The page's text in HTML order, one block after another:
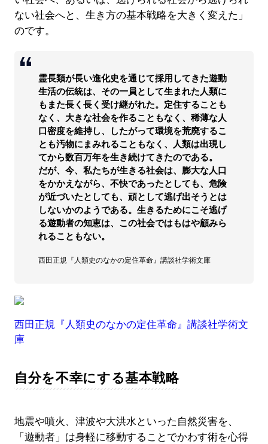
ない社会へと、生き方の基本戦略を大きく変えた」
のです。
霊長類が長い進化史を通じて採用してきた遊動
生活の伝統は、その一員として生まれた人類に
もまた長く長く受け継がれた。定住することも
なく、大きな社会を作ることもなく、稀薄な人
口密度を維持し、したがって環境を荒廃するこ
とも汚物にまみれることもなく、人類は出現し
てから数百万年を生き続けてきたのである。
だが、今、私たちが生きる社会は、膨大な人口
をかかえながら、不快であったとしても、危険
が近づいたとしても、頑として逃げ出そうとは
しないかのようである。生きるためにこそ逃げ
る遊動者の知恵は、この社会ではもはや顧みら
れることもない。
西田正規『人類史のなかの定住革命』講談社学術文庫
西田正規『人類史のなかの定住革命』講談社学術文
庫
自分を不幸にする基本戦略
地震や噴火、津波や大洪水といった自然災害を、
「遊動者」は身軽に移動することでかわす術を心得